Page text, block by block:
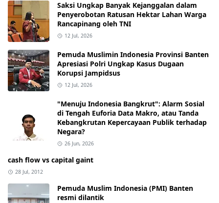
Saksi Ungkap Banyak Kejanggalan dalam
Penyerobotan Ratusan Hektar Lahan Warga
Rancapinang oleh TNI
12 Jul, 2026
Pemuda Muslimin Indonesia Provinsi Banten
Apresiasi Polri Ungkap Kasus Dugaan
Korupsi Jampidsus
12 Jul, 2026
"Menuju Indonesia Bangkrut": Alarm Sosial
di Tengah Euforia Data Makro, atau Tanda
Kebangkrutan Kepercayaan Publik terhadap
Negara?
26 Jun, 2026
cash flow vs capital gaint
28 Jul, 2012
Pemuda Muslim Indonesia (PMI) Banten
resmi dilantik